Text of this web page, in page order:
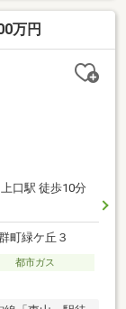
万円
口駅 徒歩10分
町緑ケ丘３
都市ガス